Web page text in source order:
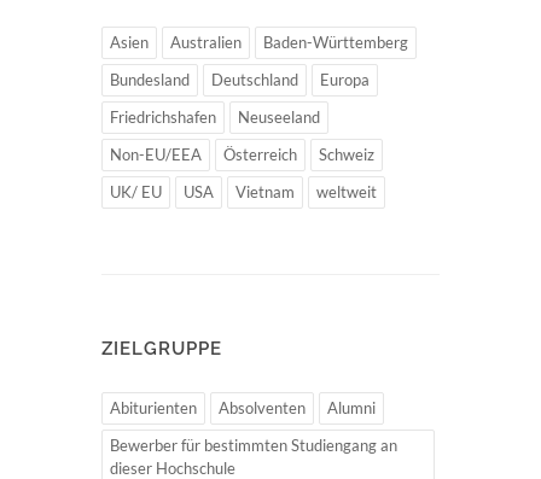
Asien Australien
Baden-Württemberg
Bundesland
Deutschland
Europa
Friedrichshafen
Neuseeland
Non-EU/EEA
Österreich
Schweiz
UK/ EU
USA Vietnam weltweit
ZIELGRUPPE
Abiturienten Absolventen
Alumni
Bewerber für bestimmten Studiengang an
dieser Hochschule